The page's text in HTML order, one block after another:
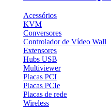
Acessórios
KVM
Conversores
Controlador de Vídeo Wall
Extensores
Hubs USB
Multiviewer
Placas PCI
Placas PCIe
Placas de rede
Wireless